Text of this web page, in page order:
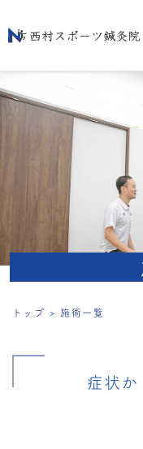
トップ 施術一覧
症状